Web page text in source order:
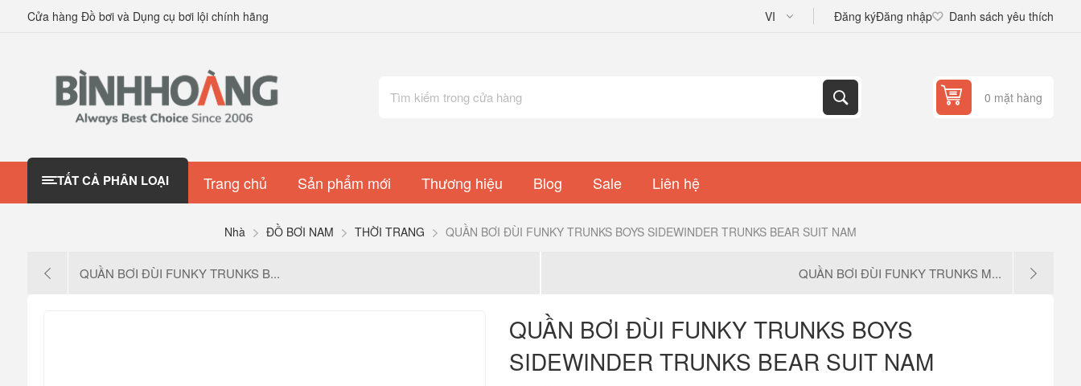
Cửa hàng Đồ bơi và Dụng cụ bơi lội chính hãng Đăng kýĐăng nhập Danh sách yêu thích
0 mặt hàng
TẤT CẢ PHÂN LOẠI Trang chủ Sản phẩm mới Thương hiệu Blog Sale Liên hệ
Nhà ĐỒ BƠI NAM THỜI TRANG QUẦN BƠI ĐÙI FUNKY TRUNKS BOYS SIDEWINDER TRUNKS BEAR SUIT NAM
QUẦN BƠI ĐÙI FUNKY TRUNKS B... QUẦN BƠI ĐÙI FUNKY TRUNKS M...
QUẦN BƠI ĐÙI FUNKY TRUNKS BOYS
SIDEWINDER TRUNKS BEAR SUIT NAM